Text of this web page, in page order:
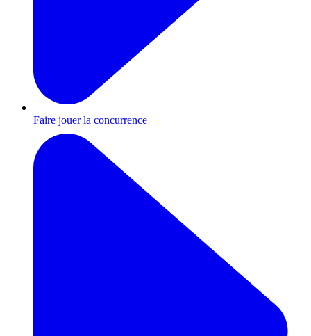
Faire jouer la concurrence